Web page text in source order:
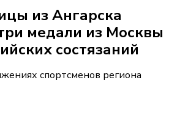
из Ангарска
медали из Москвы
состязаний
спортсменов региона